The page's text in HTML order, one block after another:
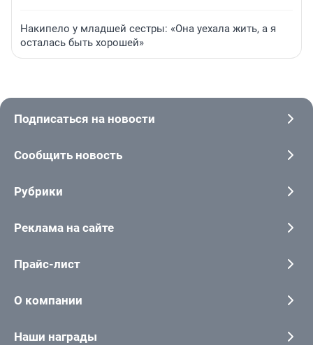
Накипело у младшей сестры: «Она уехала жить, а я
осталась быть хорошей»
Подписаться на новости
Сообщить новость
Рубрики
Реклама на сайте
Прайс-лист
О компании
Наши награды